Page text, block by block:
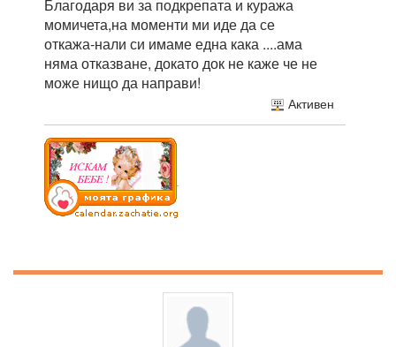
Благодаря ви за подкрепата и куража
момичета,на моменти ми иде да се
откажа-нали си имаме една кака ....ама
няма отказване, докато док не каже че не
може нищо да направи!
Активен